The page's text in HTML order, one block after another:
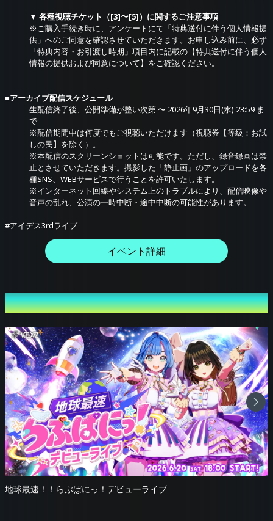
▼ 各種視聴チケット（[3]〜[5]）に関するご注意事項
※ご購入手続き時に、アンケートにて「特典送付に伴う個人情報提
供」へのご同意を確認させていただきます。お申し込み前に、必ず
「特典内容・お引渡し時期」項目内に記載の【特典送付に伴う個人
情報の提供および同意について】をご確認ください。
■アーカイブ配信スケジュール
生配信終了後、公開準備が整い次第 〜 2026年9月30日(水) 23:59 ま
で
※配信期間中は何度でもご視聴いただけます（視聴券【等級：お試
しの民】を除く）。
※本配信のスクリーンショットは可能です。ただし、録音録画は禁
止とさせていただきます。撮影した「静止画」のアップロードを各
種SNS、WEBサービスで行うことを許可いたします。
※インターネット回線やシステム上のトラブルにより、配信映像や
音声の乱れ、公演の一時中断・途中中断の可能性があります。
#アイデス3rdライブ
イベント詳細
その他のイベント
地球最速！！らぶぱにっ！デビューライブ